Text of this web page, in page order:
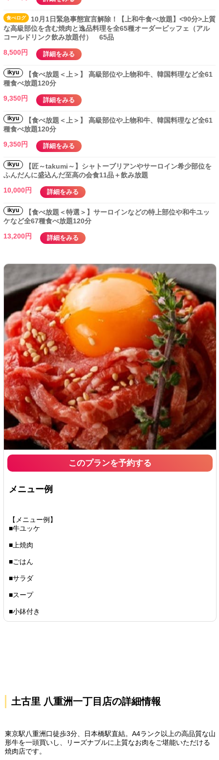
食べログ
10月1日緊急事態宣言解除！【上和牛食べ放題】<90分>上質
な高級部位を含む焼肉と逸品料理を全65種オーダービッフェ（アル
コールドリンク飲み放題付） 65品
8,500円
詳細をみる
ikyu
【食べ放題＜上＞】 高級部位や上物和牛、韓国料理など全61
種食べ放題120分
9,350円
詳細をみる
ikyu
【食べ放題＜上＞】 高級部位や上物和牛、韓国料理など全61
種食べ放題120分
9,350円
詳細をみる
ikyu
【匠～takumi～】シャトーブリアンやサーロイン希少部位を
ふんだんに盛込んだ至高の会食11品＋飲み放題
10,000円
詳細をみる
ikyu
【食べ放題＜特選＞】サーロインなどの特上部位や和牛ユッ
ケなど全67種食べ放題120分
13,200円
詳細をみる
このプランを予約する
メニュー例
【メニュー例】
■牛ユッケ
■上焼肉
■ごはん
■サラダ
■スープ
■小鉢付き
土古里 八重洲一丁目店の詳細情報
東京駅八重洲口徒歩3分、日本橋駅直結。A4ランク以上の高品質な山
形牛を一頭買いし、リーズナブルに上質なお肉をご堪能いただける
焼肉店です。